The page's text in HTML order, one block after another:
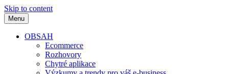
Skip to content
Menu
OBSAH
Ecommerce
Rozhovory
Chytré aplikace